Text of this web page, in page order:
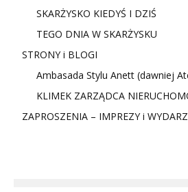
SKARŻYSKO KIEDYŚ I DZIŚ
TEGO DNIA W SKARŻYSKU
STRONY i BLOGI
Ambasada Stylu Anett (dawniej
KLIMEK ZARZĄDCA
ZAPROSZENIA – IMPREZY i